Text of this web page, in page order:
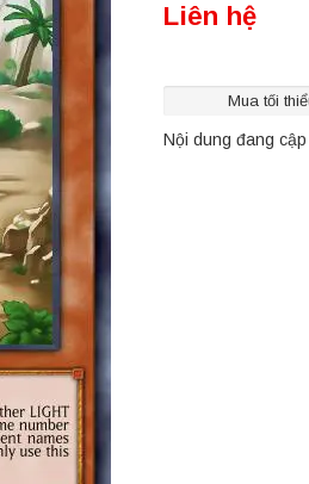
Liên hệ
Mua tối
Nội dung đang